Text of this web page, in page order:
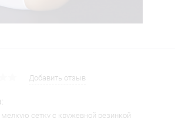
Добавить отзыв
сетку с кружевной резинкой